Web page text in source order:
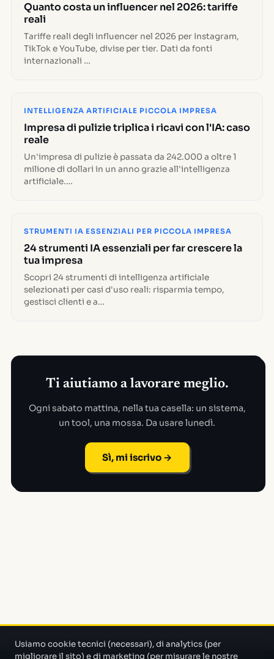
Quanto costa un influencer nel 2026: tariffe
reali
Tariffe reali degli influencer nel 2026 per Instagram,
TikTok e YouTube, divise per tier. Dati da fonti
internazionali …
INTELLIGENZA ARTIFICIALE PICCOLA IMPRESA
Impresa di pulizie triplica i ricavi con l'IA: caso
reale
Un'impresa di pulizie è passata da 242.000 a oltre 1
milione di dollari in un anno grazie all'intelligenza
artificiale.…
STRUMENTI IA ESSENZIALI PER PICCOLA IMPRESA
24 strumenti IA essenziali per far crescere la
tua impresa
Scopri 24 strumenti di intelligenza artificiale
selezionati per casi d'uso reali: risparmia tempo,
gestisci clienti e a…
Ti aiutiamo a lavorare meglio.
Ogni sabato mattina, nella tua casella: un sistema,
un tool, una mossa. Da usare lunedì.
Sì, mi iscrivo →
Usiamo cookie tecnici (necessari), di analytics (per
migliorare il sito) e di marketing (per misurare le nostre